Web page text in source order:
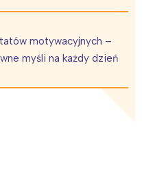
motywacyjnych –
myśli na każdy dzień